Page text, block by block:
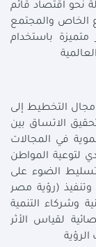
نحو اقتصاد قائم
الخاص والمجتمع
باستخدام
مجال التخطيط إلى
الاتساق بين
في المجالات
لتوعية المواطن
الضوء على
(رؤية مصر
وشركاء التنمية
لقياس الأثر